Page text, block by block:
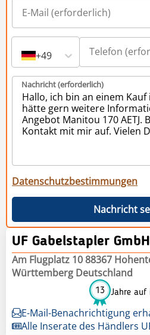
+49
Nachricht (erforderlich)
Datenschutzbestimmungen
Nachricht
UF Gabelstapler GmbH
Am Flugplatz 10 88367
Württemberg Deutschland
13 Jahre auf
E-Mail-Benachrichtigung
Alle Inserate des Händlers